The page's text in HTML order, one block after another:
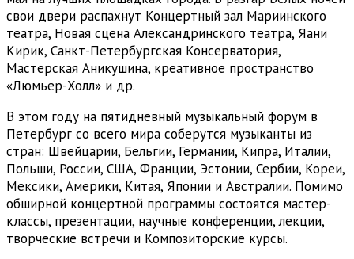
свои двери распахнут Концертный зал Мариинского
театра, Новая сцена Александринского театра, Яани
Кирик, Санкт-Петербургская Консерватория,
Мастерская Аникушина, креативное пространство
«Люмьер-Холл» и др.
В этом году на пятидневный музыкальный форум в
Петербург со всего мира соберутся музыканты из
стран: Швейцарии, Бельгии, Германии, Кипра, Италии,
Польши, России, США, Франции, Эстонии, Сербии, Кореи,
Мексики, Америки, Китая, Японии и Австралии. Помимо
обширной концертной программы состоятся мастер-
классы, презентации, научные конференции, лекции,
творческие встречи и Композиторские курсы.